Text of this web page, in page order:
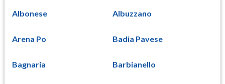
Albonese Albuzzano
Arena Po Badia Pavese
Bagnaria Barbianello